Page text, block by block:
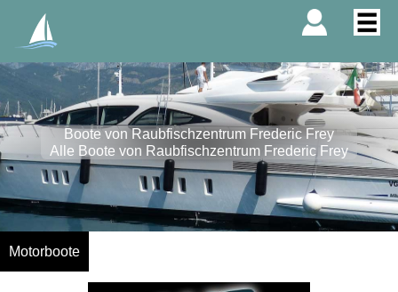
Boote von Raubfischzentrum Frederic Frey
Alle Boote von Raubfischzentrum Frederic Frey
Motorboote